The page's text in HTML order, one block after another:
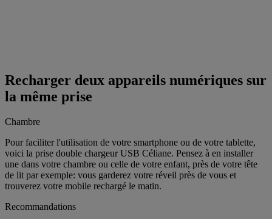
Recharger deux appareils numériques sur
la même prise
Chambre
Pour faciliter l'utilisation de votre smartphone ou de votre tablette,
voici la prise double chargeur USB Céliane. Pensez à en installer
une dans votre chambre ou celle de votre enfant, près de votre tête
de lit par exemple: vous garderez votre réveil près de vous et
trouverez votre mobile rechargé le matin.
Recommandations